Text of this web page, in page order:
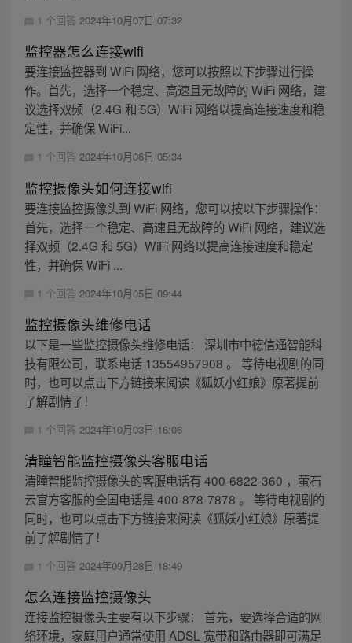
1 个回答 2024年10月07日 07:32
监控器怎么连接wifi
要连接监控器到 WiFi 网络，您可以按照以下步骤进行操
作。首先，选择一个稳定、高速且无故障的 WiFi 网络，建
议选择双频（2.4G 和 5G）WiFi 网络以提高连接速度和稳
定性，并确保 WiFi...
1 个回答 2024年10月06日 05:34
监控摄像头如何连接wifi
要连接监控摄像头到 WiFi 网络，您可以按以下步骤操作：
首先，选择一个稳定、高速且无故障的 WiFi 网络，建议选
择双频（2.4G 和 5G）WiFi 网络以提高连接速度和稳定
性，并确保 WiFi ...
1 个回答 2024年10月05日 09:44
监控摄像头维修电话
以下是一些监控摄像头维修电话： 深圳市中德信通智能科
技有限公司，联系电话 13554957908 。 等待电视剧的同
时，也可以点击下方链接来阅读《狐妖小红娘》原著提前
了解剧情了！
1 个回答 2024年10月03日 16:06
清瞳智能监控摄像头客服电话
清瞳智能监控摄像头的客服电话有 400-6822-360 ，萤石
云官方客服的全国电话是 400-878-7878 。 等待电视剧的
同时，也可以点击下方链接来阅读《狐妖小红娘》原著提
前了解剧情了！
1 个回答 2024年09月28日 18:49
怎么连接监控摄像头
连接监控摄像头主要有以下步骤： 首先，要选择合适的网
络环境，家庭用户通常使用 ADSL 宽带和路由器即可满足